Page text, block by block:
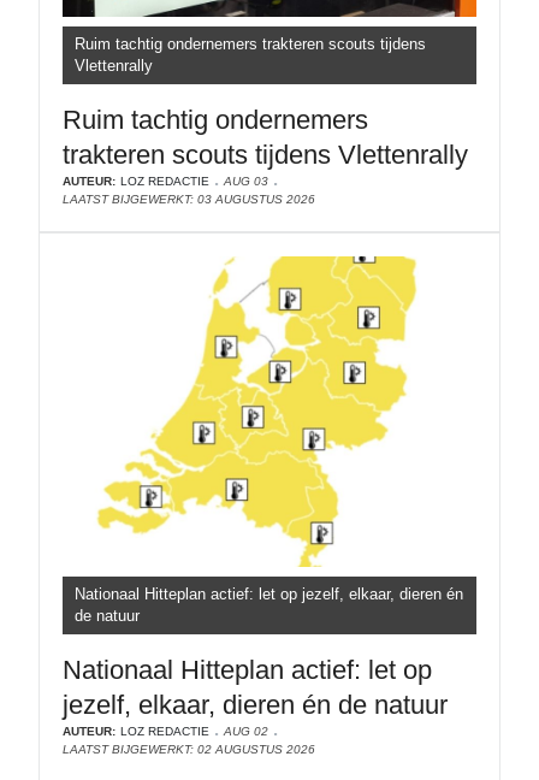
Ruim tachtig ondernemers trakteren scouts tijdens
Vlettenrally
Ruim tachtig ondernemers
trakteren scouts tijdens Vlettenrally
AUTEUR: LOZ REDACTIE
AUG 03
LAATST BIJGEWERKT: 03 AUGUSTUS 2026
Nationaal Hitteplan actief: let op jezelf, elkaar, dieren én
de natuur
Nationaal Hitteplan actief: let op
jezelf, elkaar, dieren én de natuur
AUTEUR: LOZ REDACTIE
AUG 02
LAATST BIJGEWERKT: 02 AUGUSTUS 2026